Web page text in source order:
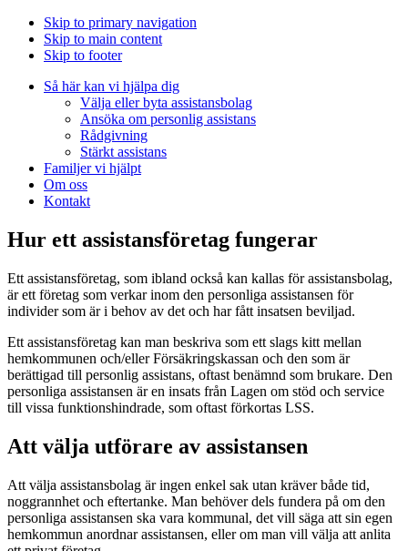
Skip to primary navigation
Skip to main content
Skip to footer
Så här kan vi hjälpa dig
Välja eller byta assistansbolag
Ansöka om personlig assistans
Rådgivning
Stärkt assistans
Familjer vi hjälpt
Om oss
Kontakt
Hur ett assistansföretag fungerar
Ett assistansföretag, som ibland också kan kallas för assistansbolag,
är ett företag som verkar inom den personliga assistansen för
individer som är i behov av det och har fått insatsen beviljad.
Ett assistansföretag kan man beskriva som ett slags kitt mellan
hemkommunen och/eller Försäkringskassan och den som är
berättigad till personlig assistans, oftast benämnd som brukare. Den
personliga assistansen är en insats från Lagen om stöd och service
till vissa funktionshindrade, som oftast förkortas LSS.
Att välja utförare av assistansen
Att välja assistansbolag är ingen enkel sak utan kräver både tid,
noggrannhet och eftertanke. Man behöver dels fundera på om den
personliga assistansen ska vara kommunal, det vill säga att sin egen
hemkommun anordnar assistansen, eller om man vill välja att anlita